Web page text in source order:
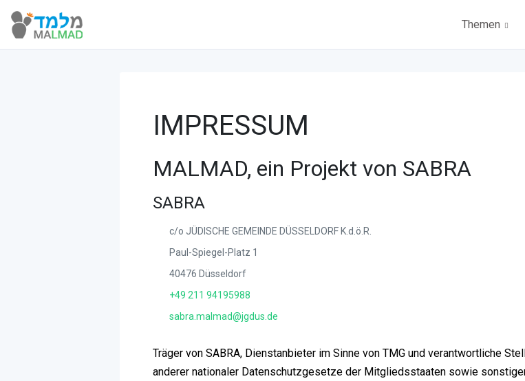
Themen
IMPRESSUM
MALMAD, ein Projekt von SABRA
SABRA
c/o JÜDISCHE GEMEINDE DÜSSELDORF K.d.ö.R.
Paul-Spiegel-Platz 1
40476 Düsseldorf
+49 211 94195988
sabra.malmad@jgdus.de
Träger von SABRA, Dienstanbieter im Sinne von TMG und verantwortliche
anderer nationaler Datenschutzgesetze der Mitgliedsstaaten sowie